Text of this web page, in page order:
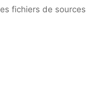
fichiers de sources